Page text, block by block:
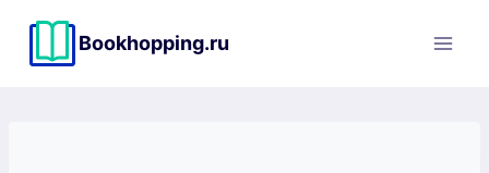
содержимому
Bookhopping.ru